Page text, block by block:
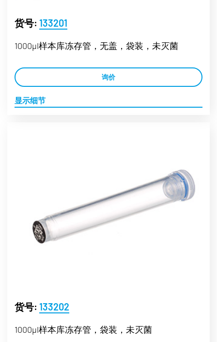
货号: 133201
1000µl样本库冻存管，无盖，袋装，未灭菌
询价
显示细节
货号: 133202
1000µl样本库冻存管，袋装，未灭菌